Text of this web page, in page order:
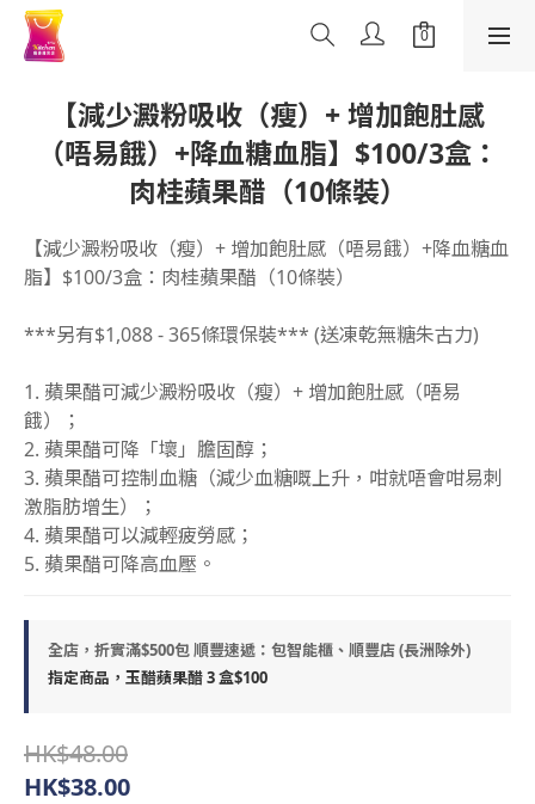
【減少澱粉吸收（瘦）+ 增加飽肚感
（唔易餓）+降血糖血脂】$100/3盒：
肉桂蘋果醋（10條裝）
【減少澱粉吸收（瘦）+ 增加飽肚感（唔易餓）+降血糖血
脂】$100/3盒：肉桂蘋果醋（10條裝）
***另有$1,088 - 365條環保裝*** (送凍乾無糖朱古力)
1. 蘋果醋可減少澱粉吸收（瘦）+ 增加飽肚感（唔易
餓）；
2. 蘋果醋可降「壞」膽固醇；
3. 蘋果醋可控制血糖（減少血糖嘅上升，咁就唔會咁易刺
激脂肪增生）；
4. 蘋果醋可以減輕疲勞感；
5. 蘋果醋可降高血壓。
全店，折實滿$500包 順豐速遞：包智能櫃、順豐店 (長洲除外)
指定商品，玉醋蘋果醋 3 盒$100
HK$48.00
HK$38.00